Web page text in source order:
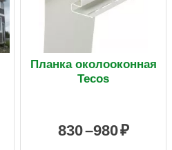
Планка околооконная
Tecos
830 –980